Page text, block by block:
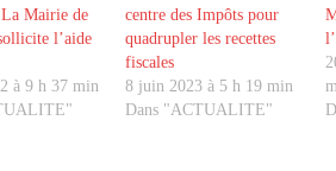
Mairie de
l’aide
à 9 h 37 min
centre des Impôts pour
quadrupler les recettes
fiscales
8 juin 2023 à 5 h 19 min
Dans "ACTUALITE"